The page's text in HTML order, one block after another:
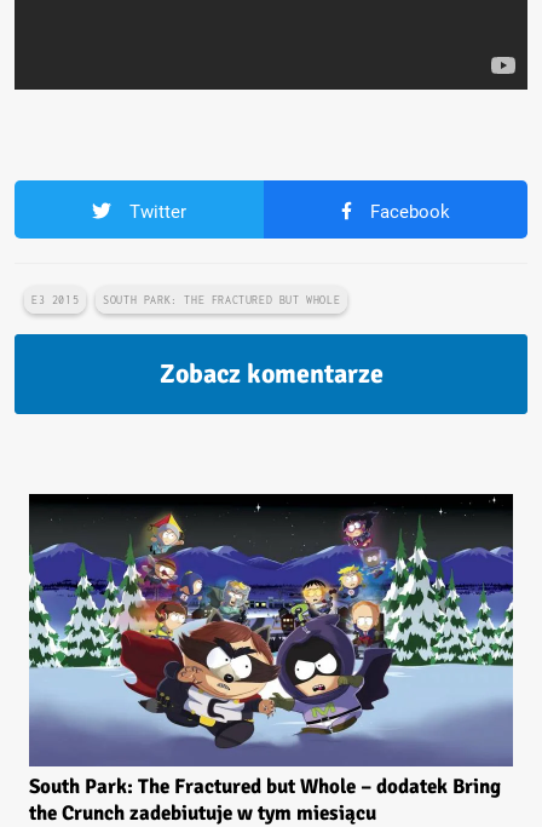
Twitter Facebook
E3 2015 SOUTH PARK: THE FRACTURED BUT WHOLE
Zobacz komentarze
South Park: The Fractured but Whole – dodatek Bring
the Crunch zadebiutuje w tym miesiącu